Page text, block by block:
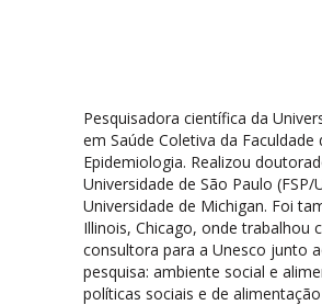
Pesquisadora científica da
em Saúde Coletiva da
Epidemiologia. Realizou
Universidade de São Paulo
Universidade de Michigan. Foi
Illinois, Chicago, onde trabalhou
consultora para a Unesco junto
pesquisa: ambiente social e
políticas sociais e de